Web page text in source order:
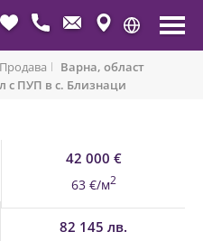
Продава
Варна, област
с ПУП в с. Близнаци
42 000 €
63 €/м2
82 145 лв.